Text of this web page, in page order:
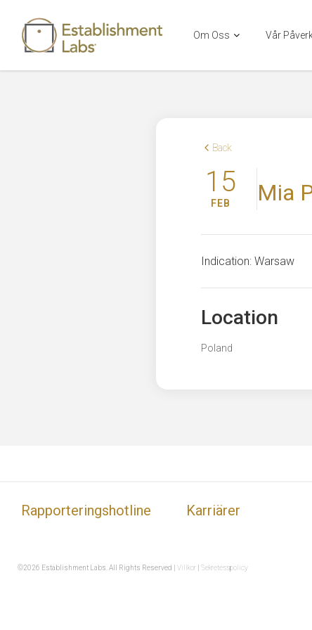
Main Navigation
Om Oss Vår
Back
15
FEB Mia
Indication: Warsaw
Location
Poland
Rapporteringshotline Karriärer
©2026 Establishment Labs. All Rights Reserved | Villkor Sekretesspolicy